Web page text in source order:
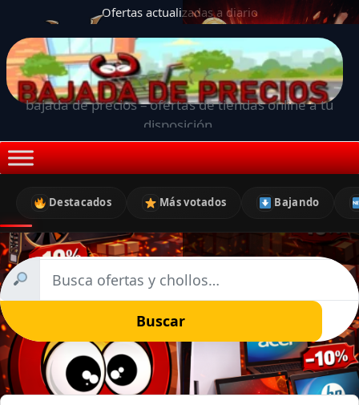
Ofertas actualizadas a diario
bajada de precios – ofertas de tiendas online a tu
disposición.
Destacados Más votados Bajando
Buscar